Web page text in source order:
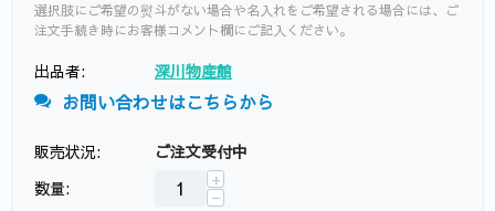
選択肢にご希望の熨斗がない場合や名入れをご希望される場合には、ご
注文手続き時にお客様コメント欄にご記入ください。
出品者: 深川物産館
お問い合わせはこちらから
販売状況:
ご注文受付中
数量:
+
−